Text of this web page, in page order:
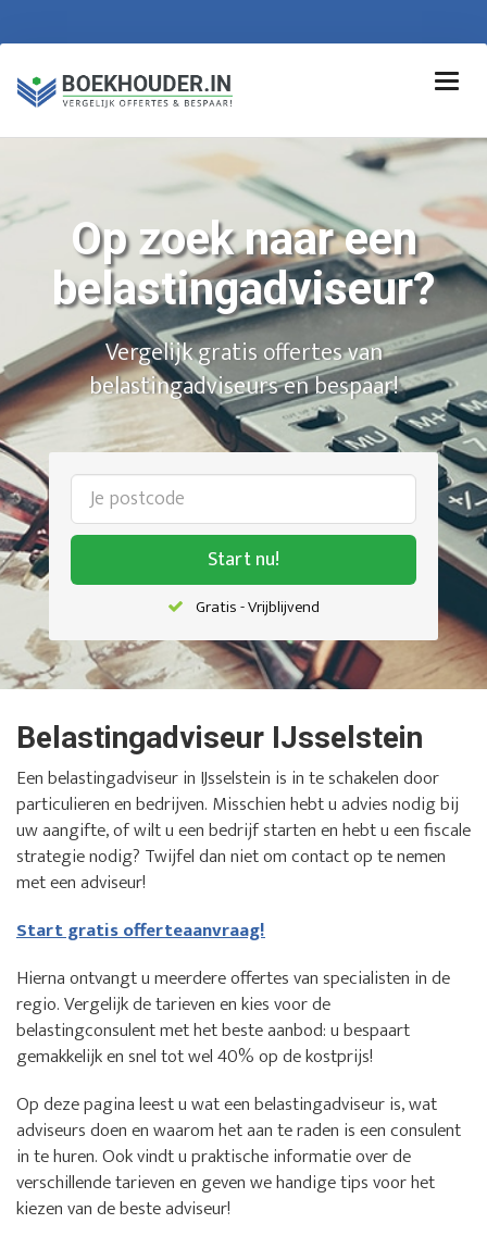
Op zoek naar een
belastingadviseur?
Vergelijk gratis offertes van
belastingadviseurs en bespaar!
Start nu!
Gratis - Vrijblijvend
Belastingadviseur IJsselstein
Een belastingadviseur in IJsselstein is in te schakelen door
particulieren en bedrijven. Misschien hebt u advies nodig bij
uw aangifte, of wilt u een bedrijf starten en hebt u een fiscale
strategie nodig? Twijfel dan niet om contact op te nemen
met een adviseur!
Start gratis offerteaanvraag!
Hierna ontvangt u meerdere offertes van specialisten in de
regio. Vergelijk de tarieven en kies voor de
belastingconsulent met het beste aanbod: u bespaart
gemakkelijk en snel tot wel 40% op de kostprijs!
Op deze pagina leest u wat een belastingadviseur is, wat
adviseurs doen en waarom het aan te raden is een consulent
in te huren. Ook vindt u praktische informatie over de
verschillende tarieven en geven we handige tips voor het
kiezen van de beste adviseur!